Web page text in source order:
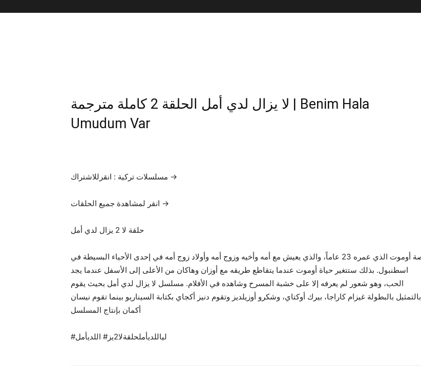
لا يزال لدي أمل الحلقة 2 كاملة مترجمة | Benim Hala
Umudum Var
مسلسلات تركية : انقرللاشتراك →
انقر لمشاهدة جميع الحلقات →
حلقة لا 2 يزال لدي أمل
قصة أوموت الذي عمره 23 عاماً، والذي يعيش مع أمه وأخيه وزوج أمه وأولاد زوج أمه في إحدى الأحياء البسيطة في
اسطنبول. بذلك ستتغير حياة أوموت عندما يتقاطع طريقه مع أوزان وهاكان من الأعلى إلى الأسفل عندما يجد
الحب، وهو شعور لم يعرفه إلا على خشبة المسرح وشاهده في الأفلام. مسلسل لا يزال لدي أمل بحيث يقوم
بالتمثيل بالبطولة غيزام كاراجا، بيرك أوكتاي، وشكرو أوزيلديز وتقوم دنيز أكجاي بكتابة السيناريو بينما تقوم نيسان
أكمان بإنتاج المسلسل
#لياللديأملحلقةلا2يز# اللديأمل